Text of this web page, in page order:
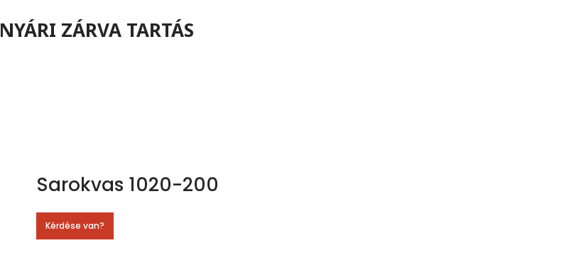
NYÁRI ZÁRVA TARTÁS
Sarokvas 1020-200
Kérdése van?